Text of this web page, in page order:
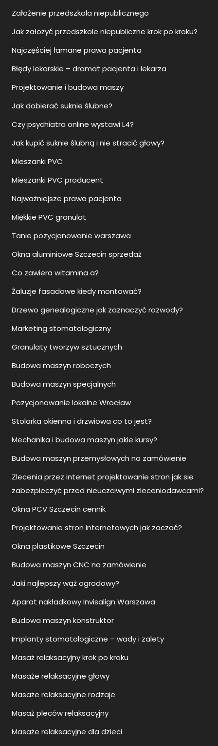
Założenie przedszkola niepublicznego
Jak założyć przedszkole niepubliczne krok po kroku?
Najczęściej łamane prawa pacjenta
Błędy lekarskie – dramat pacjenta i lekarza
Projektowanie i budowa maszy
Jak dobierać suknie ślubne?
Czy psychiatra online wystawi L4?
Jak kupić suknie ślubną i nie stracić głowy?
Mieszanki PVC
Mieszanki PVC producent
Najważniejsze prawa pacjenta
Miękkie PVC granulat
Tanie pozycjonowanie warszawa
Okna aluminiowe Szczecin sprzedaż
Co zawiera witamina a?
Żaluzje fasadowe kiedy montować?
Drzewo genealogiczne jak zaznaczyć rozwody?
Marketing stomatologiczny
Granulaty tworzyw sztucznych
Budowa maszyn roboczych
Budowa maszyn specjalnych
Pozycjonowanie lokalne Wrocław
Stolarka okienna i drzwiowa co to jest?
Mechanika i budowa maszyn jakie kursy?
Budowa maszyn przemysłowych na zamówienie
Zlecenia przez internet projektowanie stron jak sie
zabezpieczyć przed nieuczciwymi zleceniodawcami?
Okna PCV Szczecin cennik
Projektowanie stron internetowych jak zaczać?
Okna plastikowe Szczecin
Budowa maszyn CNC na zamówienie
Jaki najlepszy wąż ogrodowy?
Aparat nakładkowy Invisalign Warszawa
Budowa maszyn konstruktor
Implanty stomatologiczne – wady i zalety
Masaż relaksacyjny krok po kroku
Masaże relaksacyjne głowy
Masaże relaksacyjne rodzaje
Masaż pleców relaksacyjny
Masaże relaksacyjne dla dzieci